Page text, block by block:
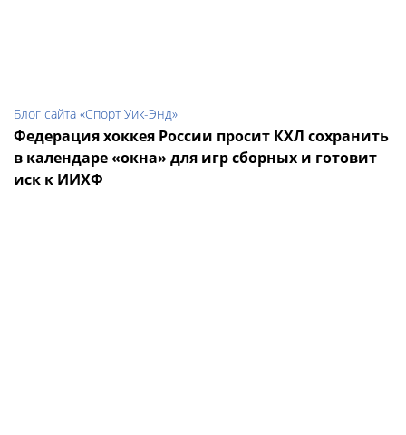
Блог сайта «Спорт Уик-Энд»
Федерация хоккея России просит КХЛ сохранить
в календаре «окна» для игр сборных и готовит
иск к ИИХФ